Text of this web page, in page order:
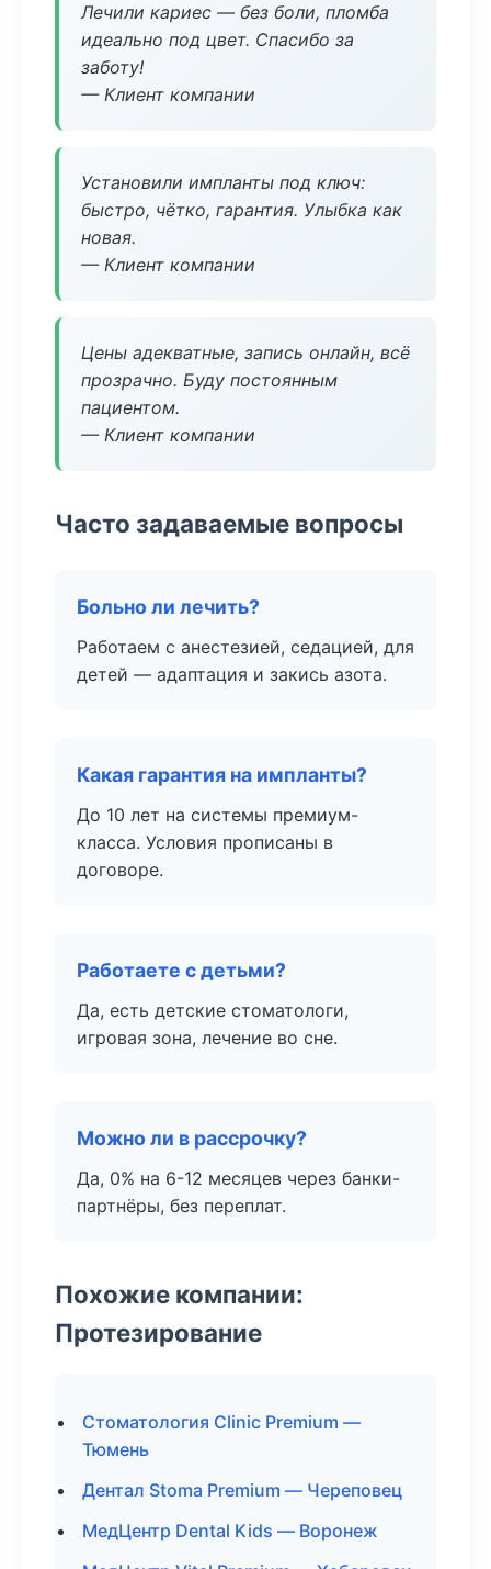
Лечили кариес — без боли, пломба
идеально под цвет. Спасибо за
заботу!
— Клиент компании
Установили импланты под ключ:
быстро, чётко, гарантия. Улыбка как
новая.
— Клиент компании
Цены адекватные, запись онлайн, всё
прозрачно. Буду постоянным
пациентом.
— Клиент компании
Часто задаваемые вопросы
Больно ли лечить?
Работаем с анестезией, седацией, для
детей — адаптация и закись азота.
Какая гарантия на импланты?
До 10 лет на системы премиум-
класса. Условия прописаны в
договоре.
Работаете с детьми?
Да, есть детские стоматологи,
игровая зона, лечение во сне.
Можно ли в рассрочку?
Да, 0% на 6-12 месяцев через банки-
партнёры, без переплат.
Похожие компании:
Протезирование
Стоматология Clinic Premium —
Тюмень
Дентал Stoma Premium — Череповец
МедЦентр Dental Kids — Воронеж